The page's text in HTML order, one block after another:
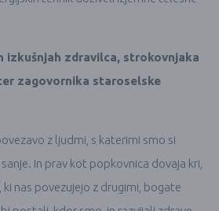
izkušnjah zdravilca, strokovnjaka
zagovornika staroselske
z ljudmi, s katerimi smo si
In prav kot popkovnica dovaja kri,
ki nas povezujejo z drugimi, bogate